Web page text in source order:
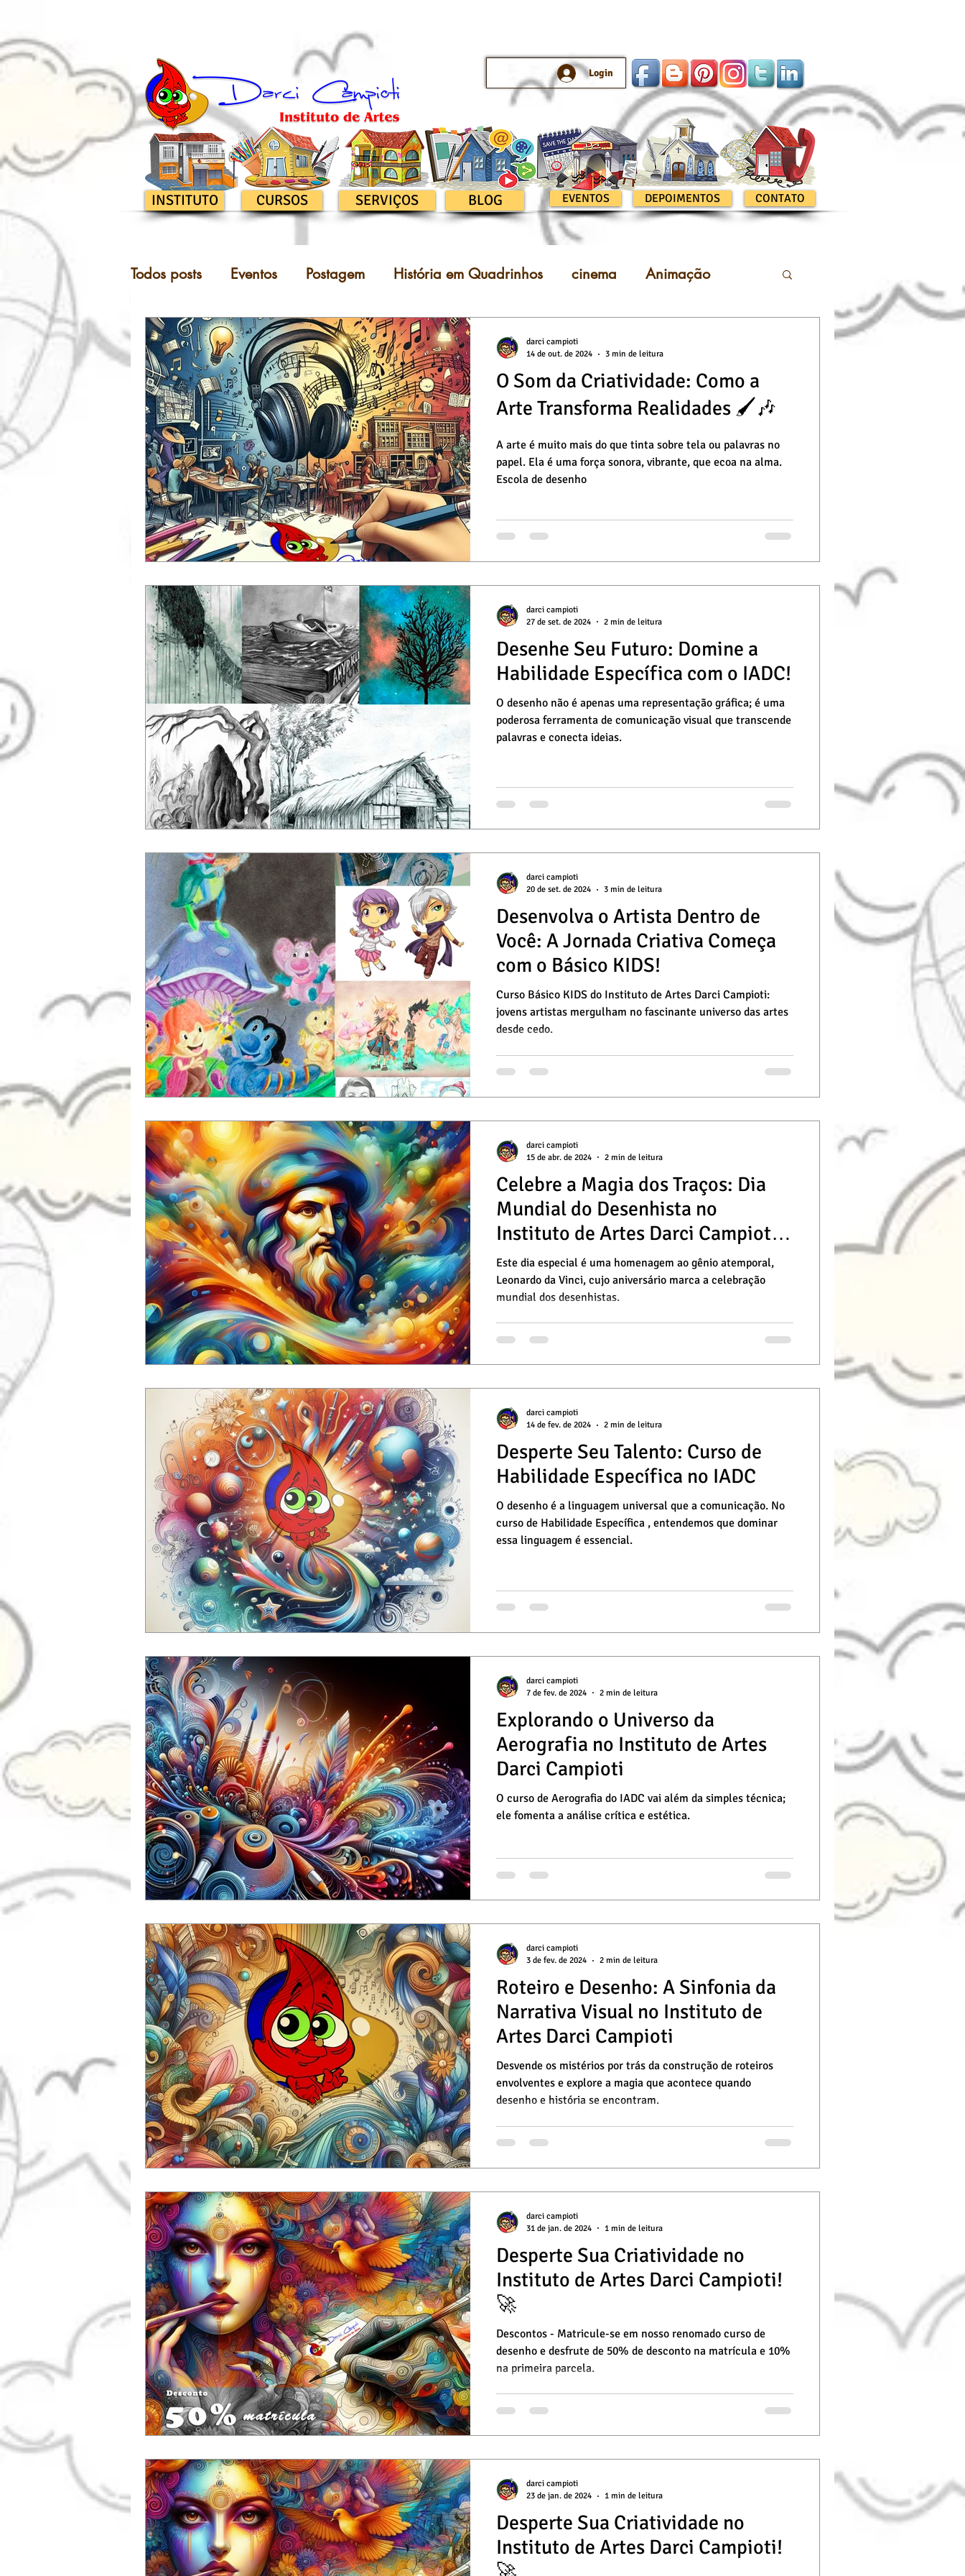
Login
INSTITUTO CURSOS SERVIÇOS BLOG EVENTOS DEPOIMENTOS CONTATO
Todos posts Eventos Postagem História em Quadrinhos cinema Animação
Promoção Roteiro Aerografia Habilidade Específica
Técnicas de Pintura Cursos Online Desenho Básico Dicas de Arte / Desenho
Cursos Desenho Artístico Cursos de Desenho Pintura a Óleo
O Som da Criatividade: Como a
Arte Transforma Realidades 🖌️🎶
A arte é muito mais do que tinta sobre tela ou palavras no
papel. Ela é uma força sonora, vibrante, que ecoa na alma.
Escola de desenho
darci campioti
14 de out. de 2024
3 min de leitura
Desenhe Seu Futuro: Domine a
Habilidade Específica com o IADC!
O desenho não é apenas uma representação gráfica; é uma
poderosa ferramenta de comunicação visual que transcende
palavras e conecta ideias.
darci campioti
27 de set. de 2024
2 min de leitura
Desenvolva o Artista Dentro de
Você: A Jornada Criativa Começa
com o Básico KIDS!
Curso Básico KIDS do Instituto de Artes Darci Campioti:
jovens artistas mergulham no fascinante universo das artes
desde cedo.
darci campioti
20 de set. de 2024
3 min de leitura
Celebre a Magia dos Traços: Dia
Mundial do Desenhista no
Instituto de Artes Darci Campioti!
✏️🌟
Este dia especial é uma homenagem ao gênio atemporal,
Leonardo da Vinci, cujo aniversário marca a celebração
mundial dos desenhistas.
darci campioti
15 de abr. de 2024
2 min de leitura
Desperte Seu Talento: Curso de
Habilidade Específica no IADC
O desenho é a linguagem universal que a comunicação. No
curso de Habilidade Específica , entendemos que dominar
essa linguagem é essencial.
darci campioti
14 de fev. de 2024
2 min de leitura
Explorando o Universo da
Aerografia no Instituto de Artes
Darci Campioti
O curso de Aerografia do IADC vai além da simples técnica;
ele fomenta a análise crítica e estética.
darci campioti
7 de fev. de 2024
2 min de leitura
Roteiro e Desenho: A Sinfonia da
Narrativa Visual no Instituto de
Artes Darci Campioti
Desvende os mistérios por trás da construção de roteiros
envolventes e explore a magia que acontece quando
desenho e história se encontram.
darci campioti
3 de fev. de 2024
2 min de leitura
Desperte Sua Criatividade no
Instituto de Artes Darci Campioti!
🚀
Descontos - Matricule-se em nosso renomado curso de
desenho e desfrute de 50% de desconto na matrícula e 10%
na primeira parcela.
darci campioti
31 de jan. de 2024
1 min de leitura
Desperte Sua Criatividade no
Instituto de Artes Darci Campioti!
darci campioti
23 de jan. de 2024
1 min de leitura